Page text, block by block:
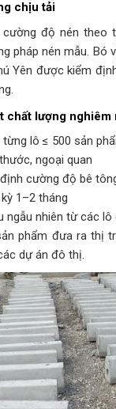
chịu tải
cường độ nén theo
pháp nén mẫu. Bó
Yên được kiểm
chất lượng nghiêm
lô ≤ 500 sản
ngoại quan
cường độ bê
1–2 tháng
ngẫu nhiên từ các
phẩm đưa ra thị
dự án đô thị.